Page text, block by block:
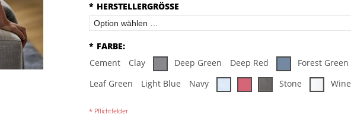
* HERSTELLERGRÖSSE
* FARBE:
Cement
Clay Deep Green Deep Red Forest Green
Leaf Green
Light Blue Navy Stone Wine
* Pflichtfelder